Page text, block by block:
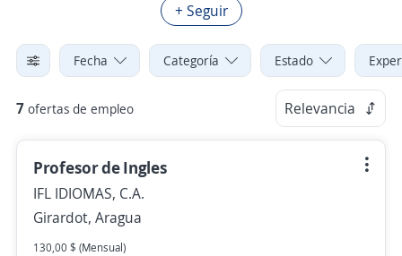
+ Seguir
Fecha Categoría Estado
7 ofertas de empleo Relevancia
Profesor de Ingles
IFL IDIOMAS, C.A.
Girardot, Aragua
130,00 $ (Mensual)